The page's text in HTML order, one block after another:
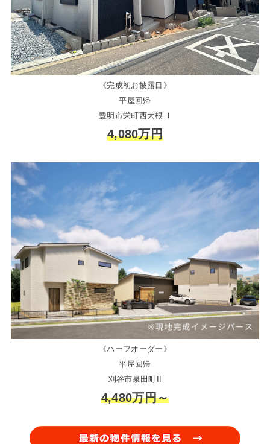
《完成初お披露目》
平屋回帰
豊明市栄町西大根Ⅱ
4,080万円
《ハーフオーダー》
平屋回帰
刈谷市泉田町II
4,480万円～